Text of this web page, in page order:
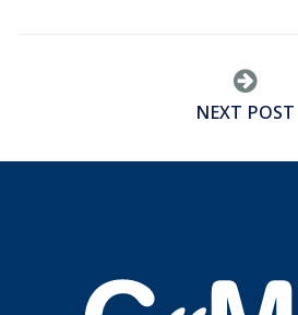
NEXT POST